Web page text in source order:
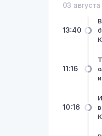
03 августа
13:40
11:16
10:16